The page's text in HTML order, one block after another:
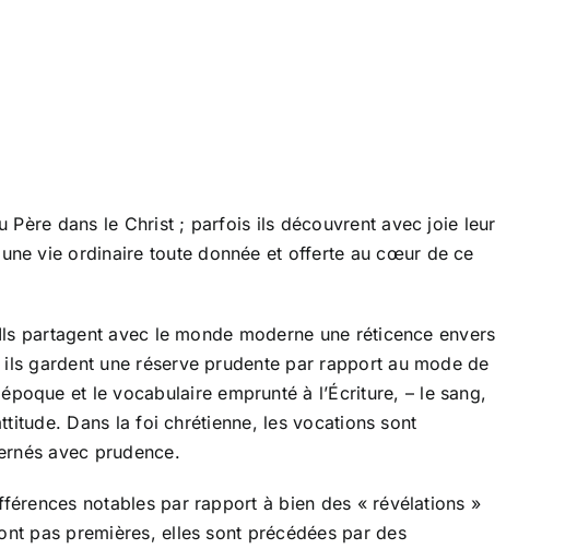
dans le Christ ; parfois ils découvrent avec joie leur
vie ordinaire toute donnée et offerte au cœur de ce
partagent avec le monde moderne une réticence envers
gardent une réserve prudente par rapport au mode de
et le vocabulaire emprunté à l’Écriture, – le sang,
Dans la foi chrétienne, les vocations sont
avec prudence.
notables par rapport à bien des « révélations »
pas premières, elles sont précédées par des